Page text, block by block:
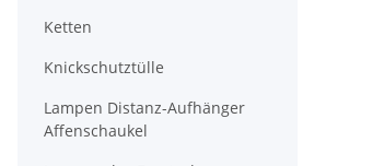
Ketten
Knickschutztülle
Lampen Distanz-Aufhänger
Affenschaukel